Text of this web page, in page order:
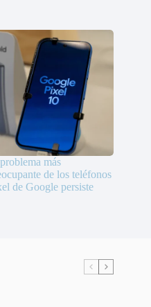
más
de los teléfonos
de Google persiste